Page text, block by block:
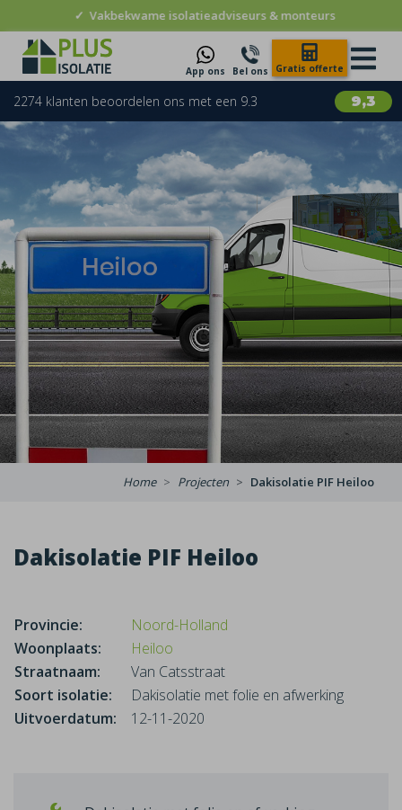
✓ Vakbekwame isolatieadviseurs & monteurs
App ons Bel ons Gratis offerte
9,3
2274 klanten beoordelen ons met een 9.3
Home Projecten Dakisolatie PIF Heiloo
Dakisolatie PIF Heiloo
Provincie:
Noord-Holland
Woonplaats:
Heiloo
Straatnaam:
Van Catsstraat
Soort isolatie:
Dakisolatie met folie en afwerking
Uitvoerdatum:
12-11-2020